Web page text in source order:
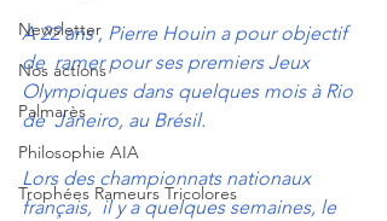
Newsletter
Nos actions
Palmarès
Philosophie AIA
Trophées Rameurs Tricolores
A 22 ans , Pierre Houin a pour objectif
de  ramer pour ses premiers Jeux
Olympiques dans quelques mois à Rio
de  Janeiro, au Brésil.
Lors des championnats nationaux
français,  il y a quelques semaines, le